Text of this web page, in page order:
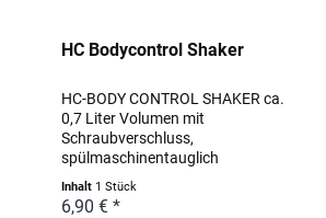
HC Bodycontrol Shaker
HC-BODY CONTROL SHAKER ca.
0,7 Liter Volumen mit
Schraubverschluss,
spülmaschinentauglich
Inhalt 1 Stück
6,90 € *